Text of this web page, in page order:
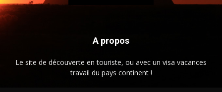
A propos
Le site de découverte en touriste, ou avec un visa vacances
travail du pays continent !